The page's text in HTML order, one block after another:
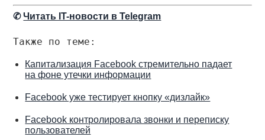
✆Читать IT-новости в Telegram
Также по теме:
Капитализация Facebook стремительно падает
на фоне утечки информации
Facebook уже тестирует кнопку «дизлайк»
Facebook контролировала звонки и переписку
пользователей